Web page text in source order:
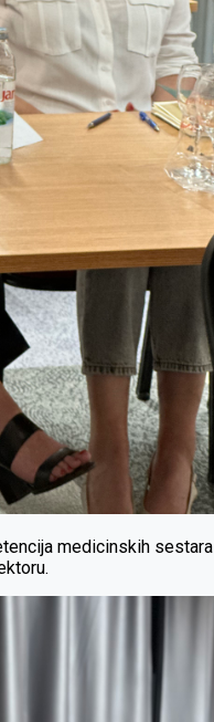
medicinskih